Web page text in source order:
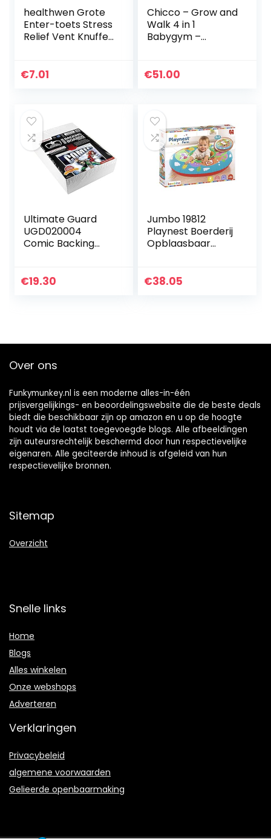
healthwen Grote
Enter-toets Stress
Relief Vent Knuffel
u Computer
€7.01
Chicco – Grow and
Walk 4 in 1
Babygym –
Educatief
€51.00
Ultimate Guard
UGD020004
Comic Backing
€19.30
Jumbo ‎19812
Playnest Boerderij
Opblaasbaar
vanaf 0 maanden
€38.05
Over ons
Funkymunkey.nl is een moderne alles-in-één
prijsvergelijkings- en beoordelingswebsite die de beste deals
biedt die beschikbaar zijn op amazon en u op de hoogte
houdt via de laatst toegevoegde blogs. Alle afbeeldingen
zijn auteursrechtelijk beschermd door hun respectievelijke
eigenaren. Alle geciteerde inhoud is afgeleid van hun
respectievelijke bronnen.
Sitemap
Overzicht
Snelle links
Home
Blogs
Alles winkelen
Onze webshops
Adverteren
Verklaringen
Privacybeleid
algemene voorwaarden
Gelieerde openbaarmaking